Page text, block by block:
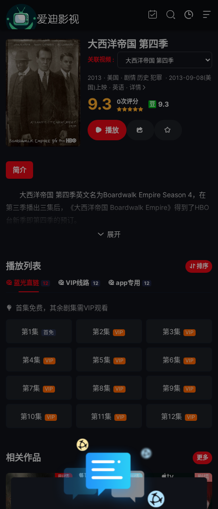
大西洋帝国 第四季
关联视频 :
2013 · 美国 · 剧情 历史 犯罪 · 2013-09-08(美
国)上映 · 英语 · 详情
9.3 0次评分
很差
较差
还行推荐力荐
豆 9.3
播放
简介
大西洋帝国 第四季英文名为Boardwalk Empire Season 4，在
第三季播出三集后，《大西洋帝国 Boardwalk Empire》得到了HBO
台新季即第四季的预订。
HBO高层Michael Lombardo在宣布预订时说：“由Terry
季。”《大西洋帝国》在刚举行的艾美奖上获得了四个奖，包括最佳
导演、最佳单镜头摄影等
 展开
播放列表 排序
蓝光直链 12 VIP线路 12 app专用 12
首集免费，其余剧集需VIP观看
第1集 首免 第2集 VIP 第3集 VIP
第4集 VIP 第5集 VIP 第6集 VIP
第7集 VIP 第8集 VIP 第9集 VIP
第10集 VIP 第11集 VIP 第12集 VIP
相关作品 更多
剧情 剧情 剧情